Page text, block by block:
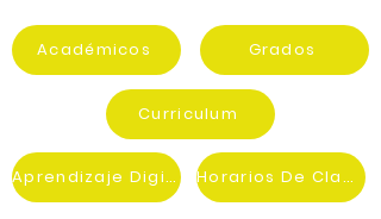
Académicos Grados
Curriculum
Aprendizaje Digital Horarios De Clases